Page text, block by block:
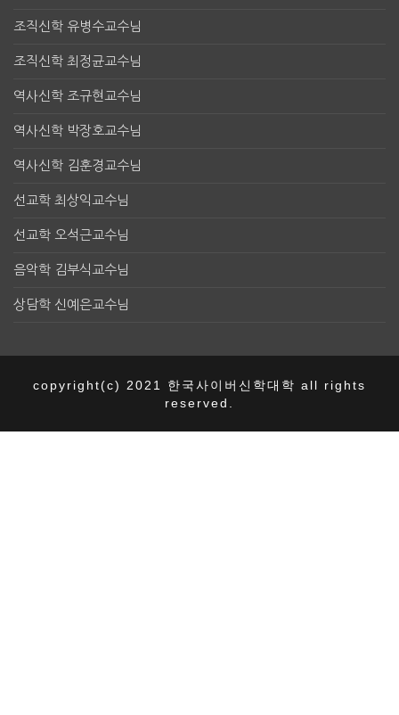
조직신학 유병수교수님
조직신학 최정균교수님
역사신학 조규현교수님
역사신학 박장호교수님
역사신학 김훈경교수님
선교학 최상익교수님
선교학 오석근교수님
음악학 김부식교수님
상담학 신예은교수님
copyright(c) 2021 한국사이버신학대학 all rights
reserved.